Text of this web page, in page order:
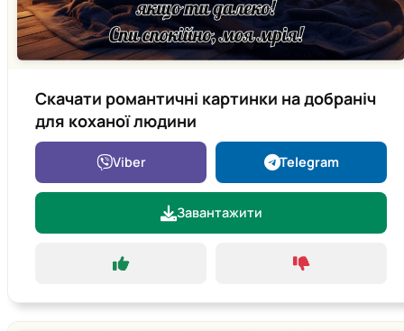
Скачати романтичні картинки на добраніч
для коханої людини
Viber Telegram
Завантажити